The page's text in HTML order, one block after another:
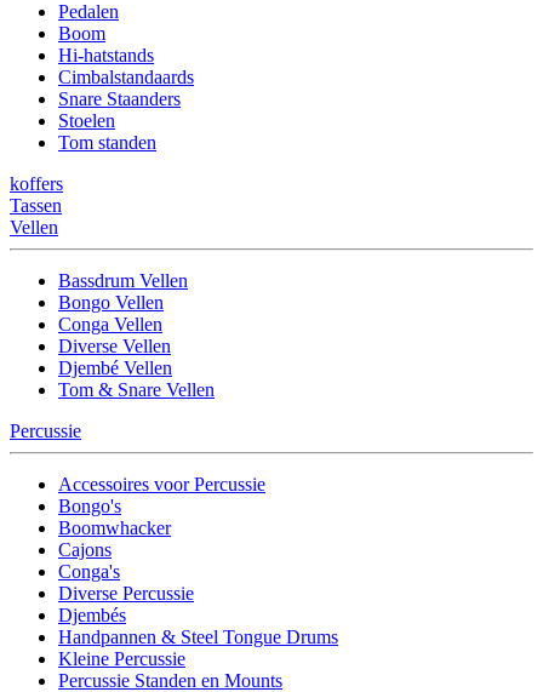
Pedalen
Boom
Hi-hatstands
Cimbalstandaards
Snare Staanders
Stoelen
Tom standen
koffers
Tassen
Vellen
Bassdrum Vellen
Bongo Vellen
Conga Vellen
Diverse Vellen
Djembé Vellen
Tom & Snare Vellen
Percussie
Accessoires voor Percussie
Bongo's
Boomwhacker
Cajons
Conga's
Diverse Percussie
Djembés
Handpannen & Steel Tongue Drums
Kleine Percussie
Percussie Standen en Mounts